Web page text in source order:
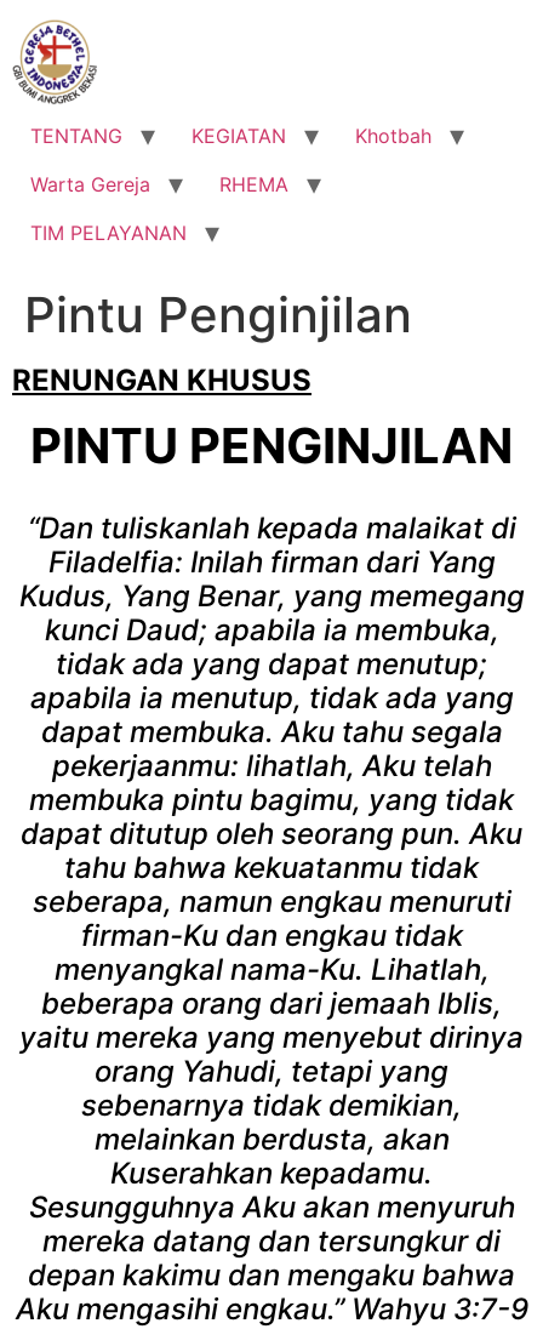
Lewati
konten
TENTANG KEGIATAN
Khotbah
Warta Gereja
RHEMA
TIM PELAYANAN
Pintu Penginjilan
RENUNGAN KHUSUS
PINTU PENGINJILAN
“Dan tuliskanlah kepada malaikat di
Filadelfia: Inilah firman dari Yang
Kudus, Yang Benar, yang memegang
kunci Daud; apabila ia membuka,
tidak ada yang dapat menutup;
apabila ia menutup, tidak ada yang
dapat membuka. Aku tahu segala
pekerjaanmu: lihatlah, Aku telah
membuka pintu bagimu, yang tidak
dapat ditutup oleh seorang pun. Aku
tahu bahwa kekuatanmu tidak
seberapa, namun engkau menuruti
firman-Ku dan engkau tidak
menyangkal nama-Ku. Lihatlah,
beberapa orang dari jemaah Iblis,
yaitu mereka yang menyebut dirinya
orang Yahudi, tetapi yang
sebenarnya tidak demikian,
melainkan berdusta, akan
Kuserahkan kepadamu.
Sesungguhnya Aku akan menyuruh
mereka datang dan tersungkur di
depan kakimu dan mengaku bahwa
Aku mengasihi engkau.” Wahyu 3:7-9